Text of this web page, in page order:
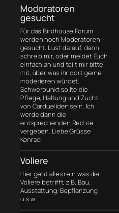
Modoratoren
gesucht
Für das Birdhouse Forum
werden noch Moderatoren
gesucht. Lust darauf, dann
schreib mir, oder meldet Euch
einfach an und teilt mir bitte
mit, über was ihr dort gerne
moderieren würdet.
Schwerpunkt sollte die
Pflege, Haltung und Zucht
von Cardueliden sein. Ich
werde dann die
entsprechenden Rechte
vergeben. Liebe Grüsse
Konrad
Voliere
Hier geht alles rein was die
Voliere betrifft. z.B. Bau,
Ausstattung, Bepflanzung
u.s.w.